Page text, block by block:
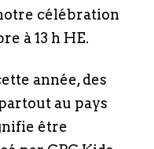
célébration
à 13 h HE.
année, des
au pays
être